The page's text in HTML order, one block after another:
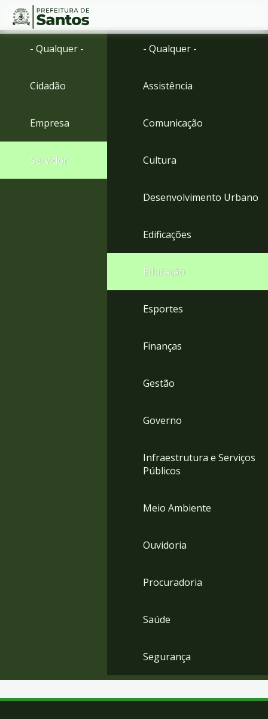
Ir
menu
para
Conteúdo
- Qualquer -
Cidadão
Empresa
Servidor
- Qualquer -
Assistência
Comunicação
Cultura
Desenvolvimento Urbano
Edificações
Educação
Esportes
Finanças
Gestão
Governo
Infraestrutura e Serviços
Públicos
Meio Ambiente
Ouvidoria
Procuradoria
Saúde
Segurança